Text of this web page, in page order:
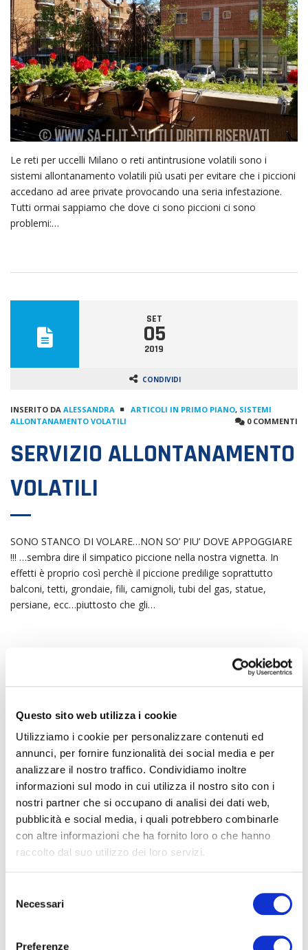
Questo sito web utilizza i cookie
Utilizziamo i cookie per personalizzare contenuti ed
annunci, per fornire funzionalità dei social media e per
analizzare il nostro traffico. Condividiamo inoltre
informazioni sul modo in cui utilizza il nostro sito con i
nostri partner che si occupano di analisi dei dati web,
pubblicità e social media, i quali potrebbero combinarle
con altre informazioni che ha fornito loro o che hanno
raccolto dal suo utilizzo dei loro servizi.
Necessari
Preferenze
Le reti per uccelli Milano o reti antintrusione volatili sono i
sistemi allontanamento volatili più usati per evitare che i piccioni
accedano ad aree private provocando una seria infestazione.
Tutti ormai sappiamo che dove ci sono piccioni ci sono
problemi:…
SET
05
2019
CONDIVIDI
INSERITO DA ALESSANDRA ARTICOLI IN PRIMO PIANO, SISTEMI
ALLONTANAMENTO VOLATILI
0 COMMENTI
SERVIZIO ALLONTANAMENTO
VOLATILI
SONO STANCO DI VOLARE…NON SO’ PIU’ DOVE APPOGGIARE
!!! …sembra dire il simpatico piccione nella nostra vignetta. In
effetti è proprio così perchè il piccione predilige soprattutto
balconi, tetti, grondaie, fili, camignoli, tubi del gas, statue,
persiane, ecc…piuttosto che gli…
02
INSERITO DAALESSANDRA ARTICOLI IN PRIMO PIANO,CURIOSITÀ
0 COMMENTI
BUONE VACANZE !!!???
cacare tranquillamente dove vogliono; andiamo in cerca di
riposo ma soprattutto di fresco e mettiamo a riposo i nostri
dissuasore piccioni, impianto elettrostatico,…